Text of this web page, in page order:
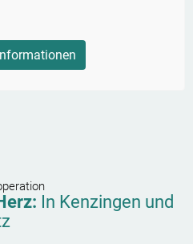
In Kenzingen und